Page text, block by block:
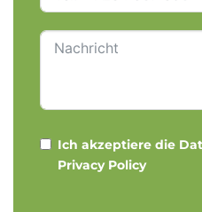
Ich akzeptiere die
Privacy Policy